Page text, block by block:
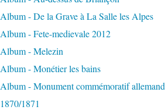
Album - De la Grave à La Salle les Alpes
Album - Fete-medievale 2012
Album - Melezin
Album - Monétier les bains
Album - Monument commémoratif allemand
1870/1871